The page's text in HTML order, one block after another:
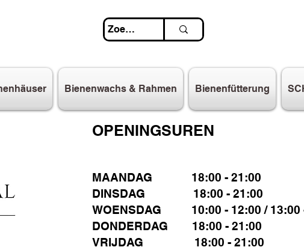
Bienenwachs & Rahmen Bienenfütterung
OPENINGSUREN
MAANDAG 18:00 - 21:00
DINSDAG 18:00 - 21:00
WOENSDAG 10:00 - 12:00 / 13:00
DONDERDAG 18:00 - 21:00
VRIJDAG 18:00 - 21:00